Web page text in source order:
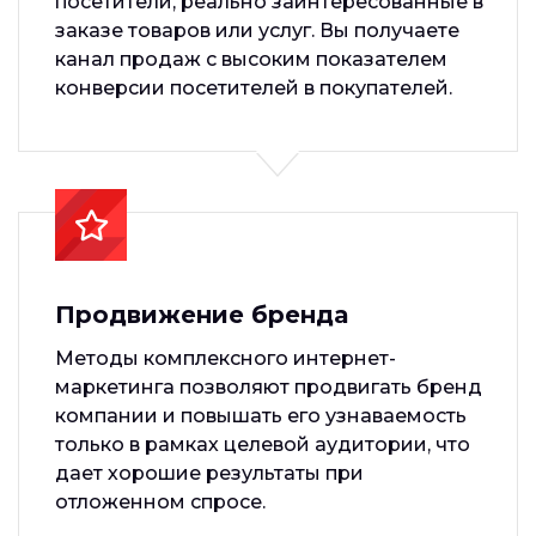
заказе товаров или услуг. Вы получаете
канал продаж с высоким показателем
конверсии посетителей в покупателей.
Продвижение бренда
Методы комплексного интернет-
маркетинга позволяют продвигать бренд
компании и повышать его узнаваемость
только в рамках целевой аудитории, что
дает хорошие результаты при
отложенном спросе.